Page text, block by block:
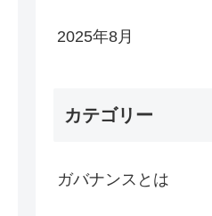
2025年8月
カテゴリー
ガバナンスとは